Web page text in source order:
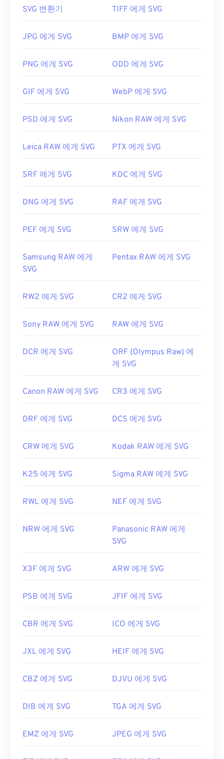
를 만드는 데 필요한 정보를 제공하는 XML 기반 표준
SVG 파일은 Edge
SVG는 XML 파일이므로
Windows 메모장이나
에서 XML 관련 텍스트를 볼 수 있습니다.
Adobe 프로그램을 사용하여 SVG 파일을 열고 편집
인용 SVG 키트를
설치하세요. 몇 가지 온라인 도구를
닌 파일 형식으로 변환하려면SVG to GIF
는 등 벡터 파일로 변환하려면SVG to JPG
개발자:
https://www.lifewire.com/svg-file-4120603
픽
SVG 변환기 TIFF 에게 SVG
JPG 에게 SVG BMP 에게 SVG
PNG 에게 SVG ODD 에게 SVG
GIF 에게 SVG WebP 에게 SVG
PSD 에게 SVG Nikon RAW 에게 SVG
Leica RAW 에게 SVG PTX 에게 SVG
SRF 에게 SVG KDC 에게 SVG
DNG 에게 SVG RAF 에게 SVG
PEF 에게 SVG SRW 에게 SVG
Samsung RAW 에게
SVG
Pentax RAW 에게 SVG
RW2 에게 SVG CR2 에게 SVG
Sony RAW 에게 SVG RAW 에게 SVG
DCR 에게 SVG
ORF (Olympus Raw) 에
게 SVG
Canon RAW 에게 SVG CR3 에게 SVG
DRF 에게 SVG DCS 에게 SVG
CRW 에게 SVG Kodak RAW 에게 SVG
K25 에게 SVG Sigma RAW 에게 SVG
RWL 에게 SVG NEF 에게 SVG
NRW 에게 SVG
Panasonic RAW 에게
SVG
X3F 에게 SVG ARW 에게 SVG
PSB 에게 SVG JFIF 에게 SVG
CBR 에게 SVG ICO 에게 SVG
JXL 에게 SVG HEIF 에게 SVG
CBZ 에게 SVG DJVU 에게 SVG
DIB 에게 SVG TGA 에게 SVG
EMZ 에게 SVG JPEG 에게 SVG